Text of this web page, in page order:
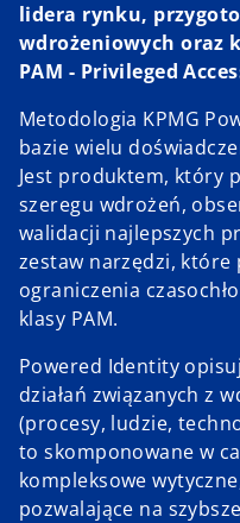
lidera rynku,
wdrożeniowych oraz
PAM - Privileged
Metodologia KPMG
bazie wielu
Jest produktem, który
szeregu wdrożeń,
walidacji najlepszych
zestaw narzędzi, które
ograniczenia
klasy PAM.
Powered Identity
działań związanych z
(procesy, ludzie,
to skomponowane w
kompleksowe
pozwalające na